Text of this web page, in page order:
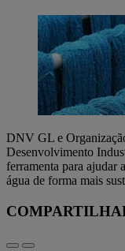
DNV GL e
Desenvolvimento
ferramenta para ajudar
água de forma mais